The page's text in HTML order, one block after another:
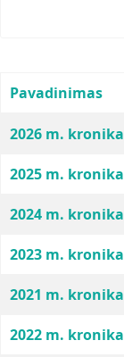
Pavadinimas
2026 m. kronika
2025 m. kronika
2024 m. kronika
2023 m. kronika
2021 m. kronika
2022 m. kronika